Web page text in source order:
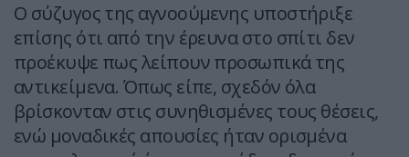
Ο σύζυγος της αγνοούμενης υποστήριξε
επίσης ότι από την έρευνα στο σπίτι δεν
προέκυψε πως λείπουν προσωπικά της
αντικείμενα. Όπως είπε, σχεδόν όλα
βρίσκονταν στις συνηθισμένες τους θέσεις,
ενώ μοναδικές απουσίες ήταν ορισμένα